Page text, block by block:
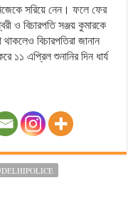
সরিয়ে নেন। ফলে ফের
ও বিচারপতি সঞ্জয় কুমারকে
বিচারপতিরা জানান
১১ এপ্রিল শুনানির দিন ধার্য